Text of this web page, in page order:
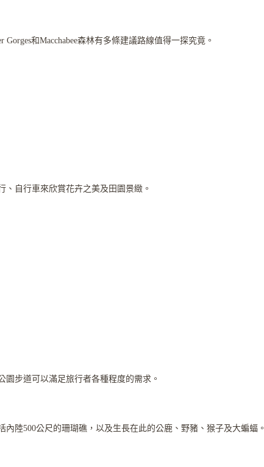
和Macchabee森林有多條建議路線值得一探究竟。
自行車來欣賞花卉之美及田園景緻。
步道可以滿足旅行者各種程度的需求。
陸500公尺的珊瑚礁，以及生長在此的公鹿、野豬、猴子及大蝙蝠。